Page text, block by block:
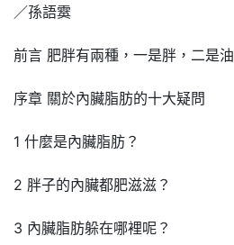
／孫語霙
前言 肥胖有兩種，一是胖，二是油
序章 關於內臟脂肪的十大疑問
1 什麼是內臟脂肪？
2 胖子的內臟都肥滋滋？
3 內臟脂肪躲在哪裡呢？